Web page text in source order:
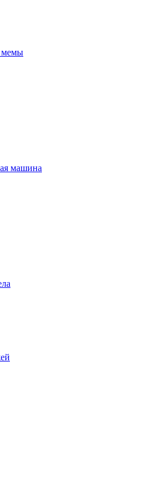
мемы
машина